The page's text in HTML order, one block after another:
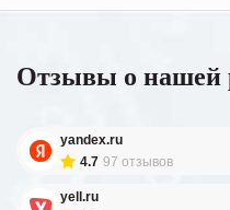
Отзывы о нашей
yandex.ru
4.7 97 отзывов
yell.ru